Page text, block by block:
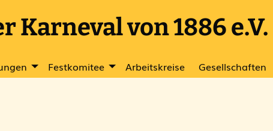
von 1886 e.V.
Festkomitee Arbeitskreise Gesellschaften